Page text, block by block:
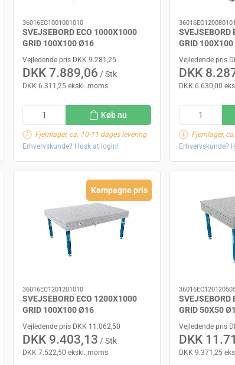
36016EC1001001010
SVEJSEBORD ECO 1000X1000
GRID 100X100 Ø16
Vejledende pris DKK 9.281,25
DKK 7.889,06 / Stk
DKK 6.311,25 ekskl. moms
Køb nu
Fjernlager, ca. 10-11 dages levering
Erhvervskunde? Husk at login!
SVEJSEBORD
GRID
Vejledende pris
DKK
DKK 6.630,00
Fjernlager,
Erhvervskunde?
Kampagne pris
36016EC1201201010
SVEJSEBORD ECO 1200X1000
GRID 100X100 Ø16
Vejledende pris DKK 11.062,50
DKK 9.403,13 / Stk
DKK 7.522,50 ekskl. moms
SVEJSEBORD
GRID 50X50
Vejledende pris
DKK
DKK 9.371,25